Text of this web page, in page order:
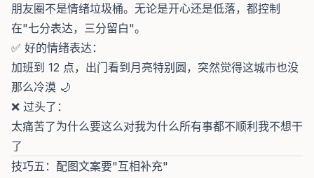
朋友圈不是情绪垃圾桶。无论是开心还是低落，都控制
在"七分表达，三分留白"。
✅ 好的情绪表达：
加班到 12 点，出门看到月亮特别圆，突然觉得这城市也没
那么冷漠 🌙
❌ 过头了：
太痛苦了为什么要这么对我为什么所有事都不顺利我不想干
了
技巧五：配图文案要"互相补充"